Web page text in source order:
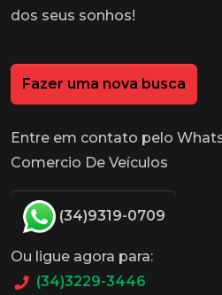
dos seus sonhos!
Fazer uma nova busca
Entre em contato pelo
Comercio De Veículos
(34)9319-0709
Ou ligue agora para:
(34)3229-3446